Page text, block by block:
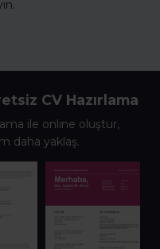
CV Hazırlama
ile online oluştur,
daha yaklaş.